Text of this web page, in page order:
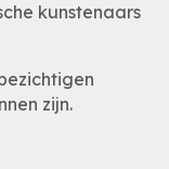
kunstenaars
zijn.